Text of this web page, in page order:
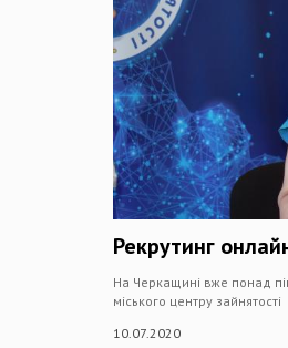
Рекрутинг
На Черкащині вже понад
міського центру зайнятості
10.07.2020